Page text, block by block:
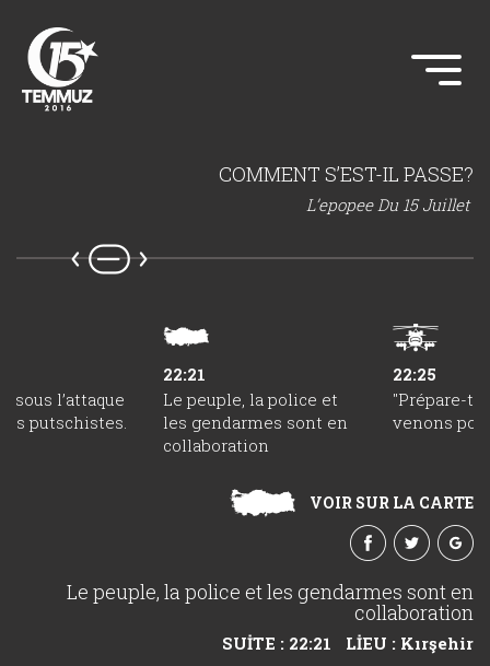
COMMENT S’EST-IL PASSE?
L’epopee Du 15 Juillet
sous l’attaque
putschistes.
22:21
Le peuple, la police et
les gendarmes sont en
collaboration
22:25
"Prépare-
venons
VOIR SUR LA CARTE
Le peuple, la police et les gendarmes sont en
collaboration
SUİTE : 22:21
LİEU : Kırşehir